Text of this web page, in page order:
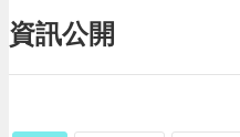
線
資訊公開